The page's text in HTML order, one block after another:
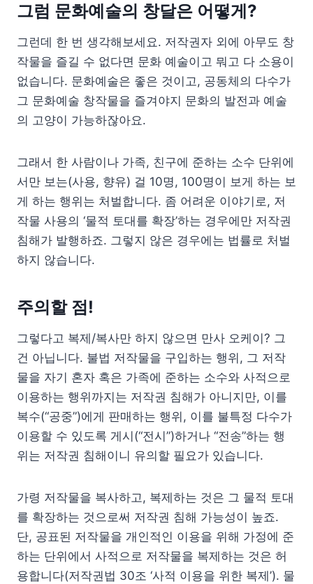
그럼 문화예술의 창달은 어떻게?
그런데 한 번 생각해보세요. 저작권자 외에 아무도 창
작물을 즐길 수 없다면 문화 예술이고 뭐고 다 소용이
없습니다. 문화예술은 좋은 것이고, 공동체의 다수가
그 문화예술 창작물을 즐겨야지 문화의 발전과 예술
의 고양이 가능하잖아요.
그래서 한 사람이나 가족, 친구에 준하는 소수 단위에
서만 보는(사용, 향유) 걸 10명, 100명이 보게 하는 보
게 하는 행위는 처벌합니다. 좀 어려운 이야기로, 저
작물 사용의 ‘물적 토대를 확장’하는 경우에만 저작권
침해가 발행하죠. 그렇지 않은 경우에는 법률로 처벌
하지 않습니다.
주의할 점!
그렇다고 복제/복사만 하지 않으면 만사 오케이? 그
건 아닙니다. 불법 저작물을 구입하는 행위, 그 저작
물을 자기 혼자 혹은 가족에 준하는 소수와 사적으로
이용하는 행위까지는 저작권 침해가 아니지만, 이를
복수(“공중”)에게 판매하는 행위, 이를 불특정 다수가
이용할 수 있도록 게시(“전시”)하거나 “전송”하는 행
위는 저작권 침해이니 유의할 필요가 있습니다.
가령 저작물을 복사하고, 복제하는 것은 그 물적 토대
를 확장하는 것으로써 저작권 침해 가능성이 높죠.
단, 공표된 저작물을 개인적인 이용을 위해 가정에 준
하는 단위에서 사적으로 저작물을 복제하는 것은 허
용합니다(저작권법 30조 ‘사적 이용을 위한 복제’). 물